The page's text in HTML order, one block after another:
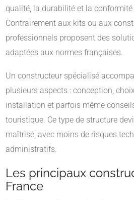
qualité, la durabilité et la conformité
Contrairement aux kits ou aux
professionnels proposent des
adaptées aux normes françaises.
Un constructeur spécialisé
plusieurs aspects : conception,
installation et parfois même
touristique. Ce type de structure
maîtrisé, avec moins de risques
administratifs.
Les principaux
France